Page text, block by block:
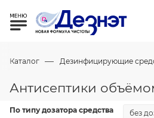
Каталог — Дезинфицирующие
Антисептики
По типу дозатора средства без